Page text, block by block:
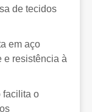
de tecidos
em aço
e resistência à
facilita o